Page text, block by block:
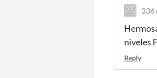
336
niveles
Reply